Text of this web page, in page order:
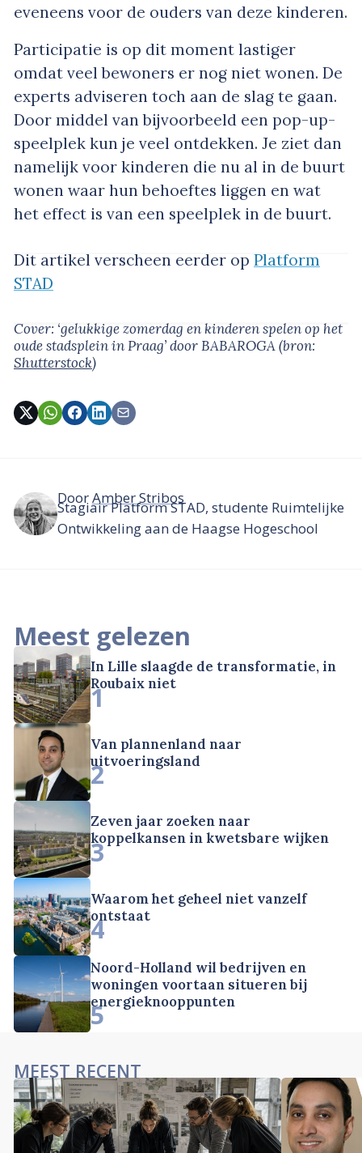
eveneens voor de ouders van deze kinderen.
Participatie is op dit moment lastiger
omdat veel bewoners er nog niet wonen. De
experts adviseren toch aan de slag te gaan.
Door middel van bijvoorbeeld een pop-up-
speelplek kun je veel ontdekken. Je ziet dan
namelijk voor kinderen die nu al in de buurt
wonen waar hun behoeftes liggen en wat
het effect is van een speelplek in de buurt.
Dit artikel verscheen eerder op Platform
STAD
Cover: ‘gelukkige zomerdag en kinderen spelen op het
oude stadsplein in Praag’door BABAROGA(bron:
Shutterstock)
DoorAmber Stribos
Stagiair Platform STAD, studente Ruimtelijke
Ontwikkeling aan de Haagse Hogeschool
Meest gelezen
In Lille slaagde de transformatie, in
Roubaix niet
1
Van plannenland naar
uitvoeringsland
2
Zeven jaar zoeken naar
koppelkansen in kwetsbare wijken
3
Waarom het geheel niet vanzelf
ontstaat
4
Noord-Holland wil bedrijven en
woningen voortaan situeren bij
energieknooppunten
5
MEEST RECENT